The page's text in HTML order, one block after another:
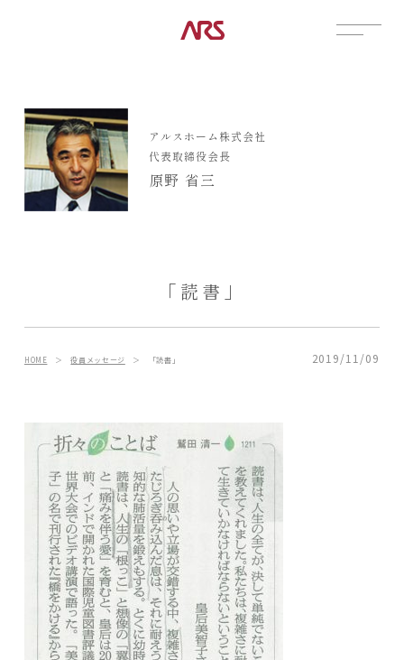
展示場
見学会
資料請求
ARS HOMEとは
- ARS WAY
- 設計コンセプト
- 商品コンセプト
デザイン
- 空間デザイン
- 内観デザイン
- 生活デザイン
- 外構デザイン
POSTS
お知らせ
アルスホーム株式会社
代表取締役会長
原野 省三
「読書」
HOME ＞役員メッセージ ＞ 「読書」 2019/11/09